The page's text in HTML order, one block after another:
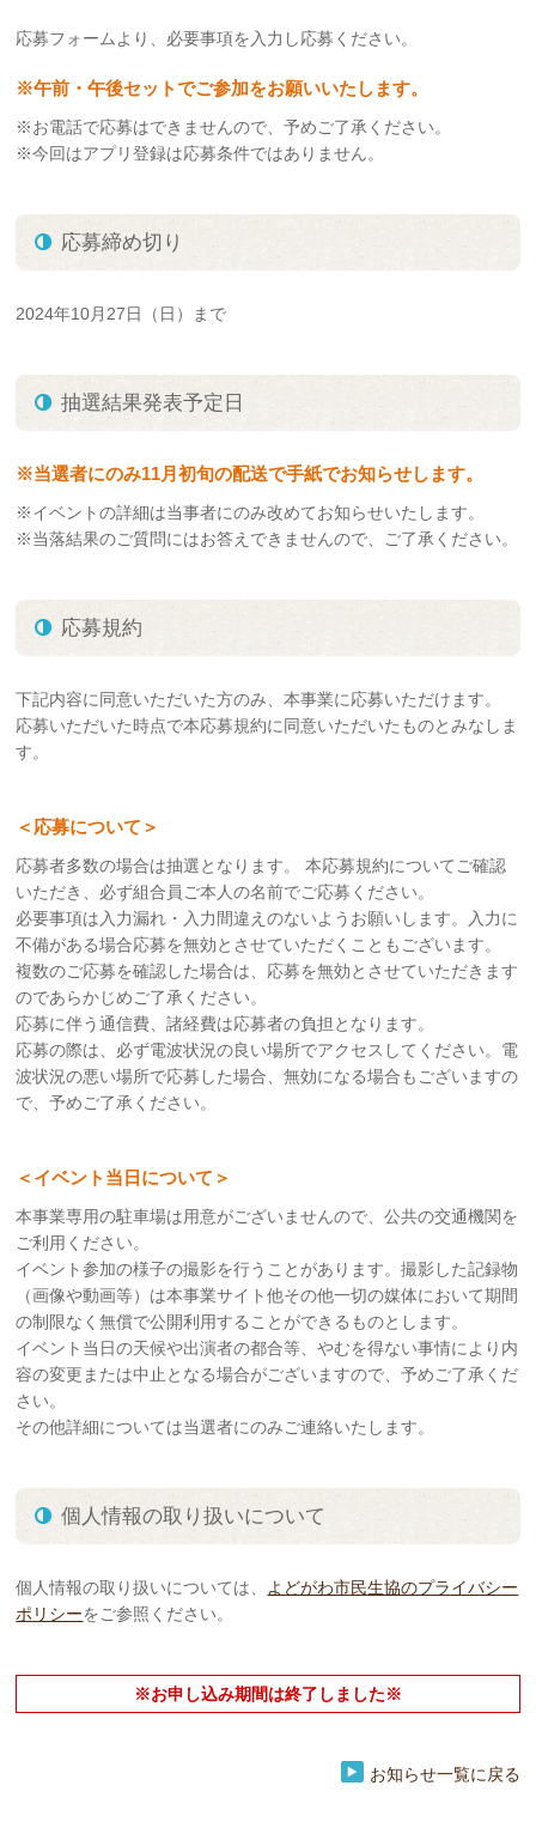
応募フォームより、必要事項を入力し応募ください。
※午前・午後セットでご参加をお願いいたします。
※お電話で応募はできませんので、予めご了承ください。
※今回はアプリ登録は応募条件ではありません。
応募締め切り
2024年10月27日（日）まで
抽選結果発表予定日
※当選者にのみ11月初旬の配送で手紙でお知らせします。
※イベントの詳細は当事者にのみ改めてお知らせいたします。
※当落結果のご質問にはお答えできませんので、ご了承ください。
応募規約
下記内容に同意いただいた方のみ、本事業に応募いただけます。
応募いただいた時点で本応募規約に同意いただいたものとみなしま
す。
＜応募について＞
応募者多数の場合は抽選となります。 本応募規約についてご確認
いただき、必ず組合員ご本人の名前でご応募ください。
必要事項は入力漏れ・入力間違えのないようお願いします。入力に
不備がある場合応募を無効とさせていただくこともございます。
複数のご応募を確認した場合は、応募を無効とさせていただきます
のであらかじめご了承ください。
応募に伴う通信費、諸経費は応募者の負担となります。
応募の際は、必ず電波状況の良い場所でアクセスしてください。電
波状況の悪い場所で応募した場合、無効になる場合もございますの
で、予めご了承ください。
＜イベント当日について＞
本事業専用の駐車場は用意がございませんので、公共の交通機関を
ご利用ください。
イベント参加の様子の撮影を行うことがあります。撮影した記録物
（画像や動画等）は本事業サイト他その他一切の媒体において期間
の制限なく無償で公開利用することができるものとします。
イベント当日の天候や出演者の都合等、やむを得ない事情により内
容の変更または中止となる場合がございますので、予めご了承くだ
さい。
その他詳細については当選者にのみご連絡いたします。
個人情報の取り扱いについて
個人情報の取り扱いについては、 よどがわ市民生協のプライバシー
ポリシーをご参照ください。
※お申し込み期間は終了しました※
お知らせ一覧に戻る